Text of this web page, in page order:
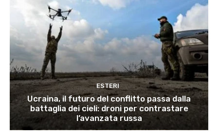
ESTERI
Ucraina, il futuro del conflitto passa dalla
battaglia dei cieli: droni per contrastare
l’avanzata russa